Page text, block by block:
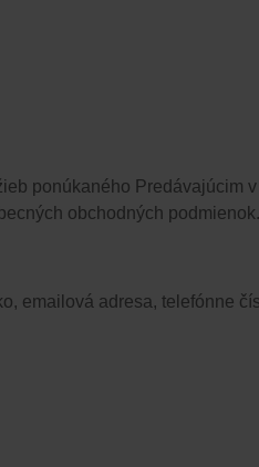
ponúkaného Predávajúcim
obchodných podmienok.
emailová adresa, telefónne